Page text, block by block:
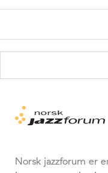
Norsk jazzforum er